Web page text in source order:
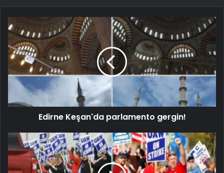
Edirne Keşan'da parlamento gergin!